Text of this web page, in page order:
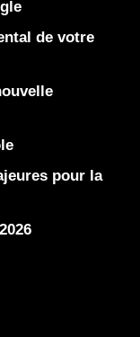
de votre
pour la